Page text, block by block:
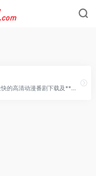
动漫蛋为所有动漫迷们提供最新最快的高清动漫番剧下载及**动漫资源、高速播放、更新及时的专业在线动漫网站。